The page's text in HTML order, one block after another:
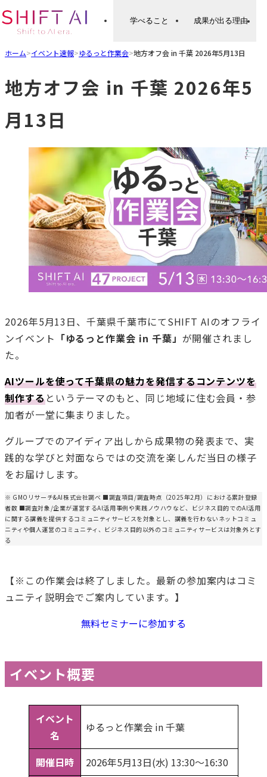
学べること 成果が出る理由
ホーム>イベント速報>ゆるっと作業会>地方オフ会 in 千葉 2026年5月13日
地方オフ会 in 千葉 2026年5
月13日
2026年5月13日、千葉県千葉市にてSHIFT AIのオフライ
ンイベント 「ゆるっと作業会 in 千葉」 が開催されまし
た。
AIツールを使って千葉県の魅力を発信するコンテンツを
制作するというテーマのもと、同じ地域に住む会員・参
加者が一堂に集まりました。
グループでのアイディア出しから成果物の発表まで、実
践的な学びと対面ならではの交流を楽しんだ当日の様子
をお届けします。
※ GMOリサーチ&AI株式会社調べ ■調査項目/調査時点（2025年2月）における累計登録
者数 ■調査対象/企業が運営するAI活用事例や実践ノウハウなど、ビジネス目的でのAI活用
に関する講義を提供するコミュニティサービスを対象とし、講義を行わないネットコミュ
ニティや個人運営のコミュニティ、ビジネス目的以外のコミュニティサービスは対象外とす
る
【※この作業会は終了しました。最新の参加案内はコミ
ュニティ説明会でご案内しています。】
無料セミナーに参加する
イベント概要
イベント
名
ゆるっと作業会 in 千葉
開催日時
2026年5月13日(水) 13:30〜16:30